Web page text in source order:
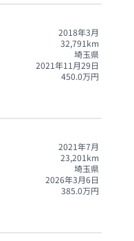
2018年3月
32,791 km
埼玉県
2021年11月29日
450.0万円
2021年7月
23,201 km
埼玉県
2026年3月6日
385.0万円